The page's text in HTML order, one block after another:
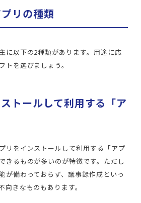
リの種類
に以下の2種類があります。用途に応
トを選びましょう。
トールして利用する「ア
リをインストールして利用する「アプ
きるものが多いのが特徴です。ただし
が備わっておらず、議事録作成といっ
きなものもあります。